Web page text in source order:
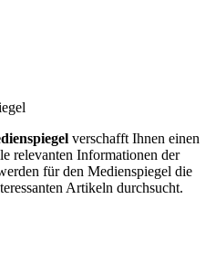
verschafft Ihnen einen
relevanten Informationen der
für den Medienspiegel die
Artikeln durchsucht.